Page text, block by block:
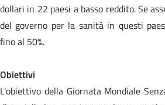
dollari in 22 paesi a basso reddito. Se
del governo per la sanità in questi
fino al 50%.
Obiettivi
L'obiettivo della Giornata Mondiale